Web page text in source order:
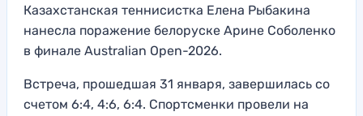
Казахстанская теннисистка Елена Рыбакина
нанесла поражение белоруске Арине Соболенко
в финале Australian Open-2026.
Встреча, прошедшая 31 января, завершилась со
счетом 6:4, 4:6, 6:4. Спортсменки провели на